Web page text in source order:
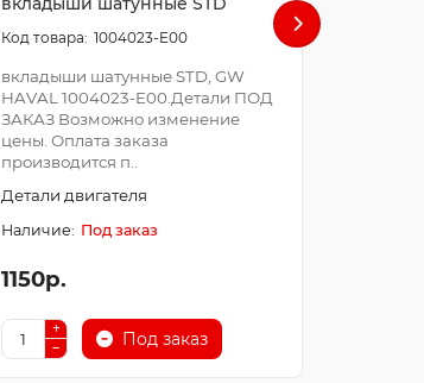
1004023-E00
вкладыши шатунные STD, GW
HAVAL 1004023-E00.Детали ПОД
ЗАКАЗ Возможно изменение
цены. Оплата заказа
производится п..
Детали двигателя
Под заказ
1150р.
Под заказ